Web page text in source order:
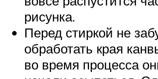
рисунка.
Перед стиркой не
обработать края
во время процесса